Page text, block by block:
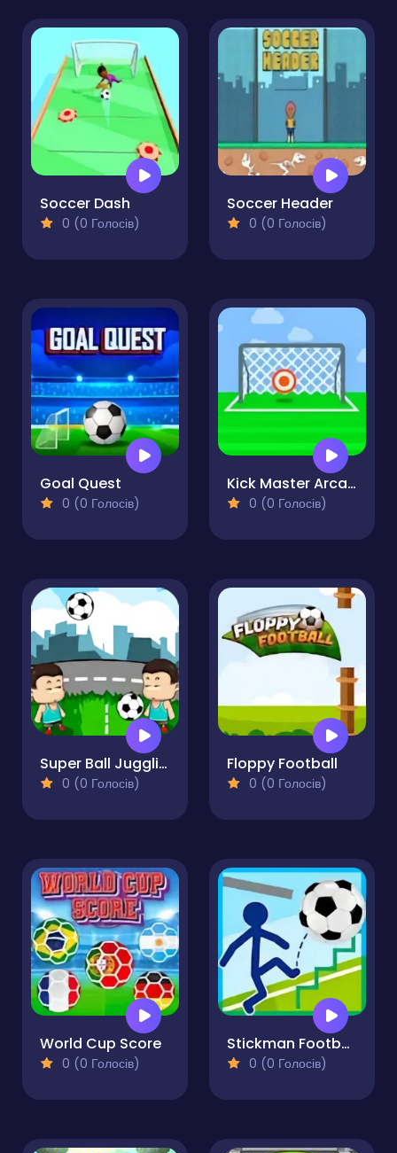
Soccer Dash
0 (0 Голосів)
Soccer Header
0 (0 Голосів)
Goal Quest
0 (0 Голосів)
Kick Master Arcade
0 (0 Голосів)
Super Ball Juggling
0 (0 Голосів)
Floppy Football
0 (0 Голосів)
World Cup Score
0 (0 Голосів)
Stickman Football
0 (0 Голосів)